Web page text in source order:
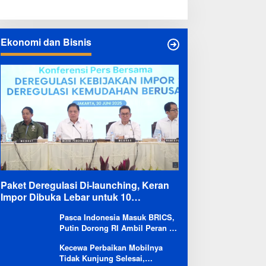
Ekonomi dan Bisnis
Paket Deregulasi Di-launching, Keran
Impor Dibuka Lebar untuk 10
Pasca Indonesia Masuk BRICS,
Putin Dorong RI Ambil Peran di
Kecewa Perbaikan Mobilnya
Tidak Kunjung Selesai,